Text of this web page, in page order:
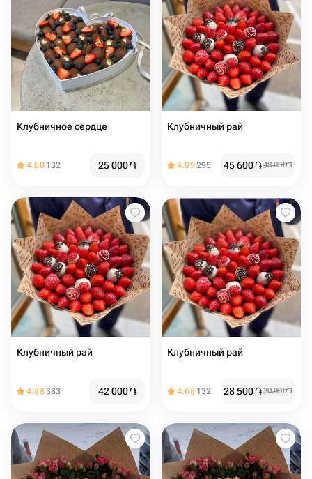
Клубничное сердце
4.68 132 25 000֏
Клубничный рай
4.89295 45 600֏48 000֏
Клубничный рай
4.88383 42 000֏
Клубничный рай
4.68 132 28 500֏30 000֏